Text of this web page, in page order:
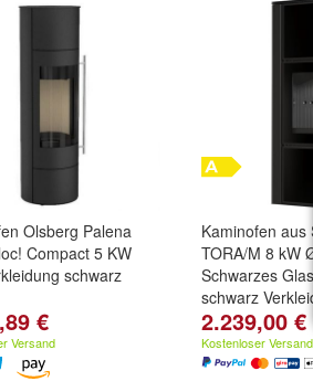
Olsberg Palena
Compact 5 KW
schwarz
€
Versand
Kaminofen aus
TORA/M 8 kW
Schwarzes
schwarz
2.239,00 €
Kostenloser Versand